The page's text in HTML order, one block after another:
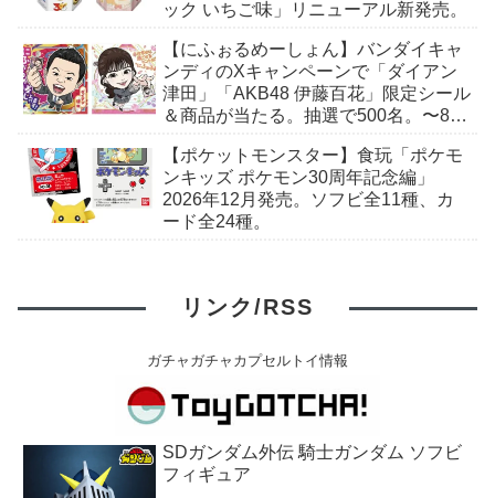
ック いちご味」リニューアル新発売。
【にふぉるめーしょん】バンダイキャ
ンディのXキャンペーンで「ダイアン
津田」「AKB48 伊藤百花」限定シール
＆商品が当たる。抽選で500名。〜8月
【ポケットモンスター】食玩「ポケモ
ンキッズ ポケモン30周年記念編」
2026年12月発売。ソフビ全11種、カ
ード全24種。
リンク/RSS
ガチャガチャカプセルトイ情報
SDガンダム外伝 騎士ガンダム ソフビ
フィギュア